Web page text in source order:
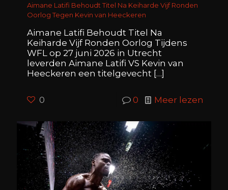
Aimane Latifi Behoudt Titel Na Keiharde Vijf Ronden
Oorlog Tegen Kevin van Heeckeren
Aimane Latifi Behoudt Titel Na
Keiharde Vijf Ronden Oorlog Tijdens
WFL op 27 juni 2026 in Utrecht
leverden Aimane Latifi VS Kevin van
Heeckeren een titelgevecht […]
0 0 Meer lezen